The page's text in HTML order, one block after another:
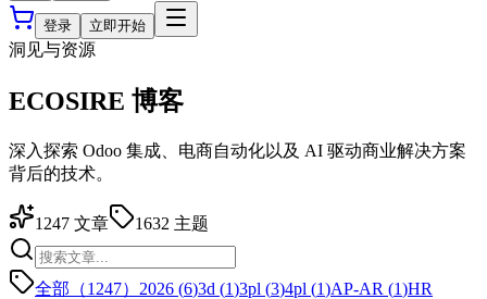
登录 立即开始
洞见与资源
ECOSIRE 博客
深入探索 Odoo 集成、电商自动化以及 AI 驱动商业解决方案
背后的技术。
1247 文章 1632 主题
全部（1247） 2026 (6)3d (1)3pl (3)4pl (1)AP-AR (1)HR